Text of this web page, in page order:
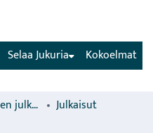
(current) Kokoelmat
Selaa Jukuria
Luonnonvarakeskuksen julkaisut
Julkaisut